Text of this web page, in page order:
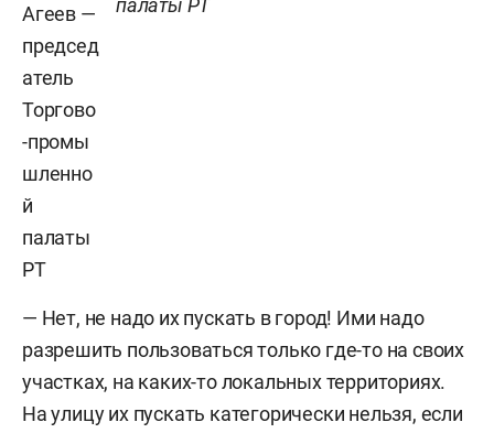
палаты РТ
— Нет, не надо их пускать в город! Ими надо
разрешить пользоваться только где-то на своих
участках, на каких-то локальных территориях.
На улицу их пускать категорически нельзя, если